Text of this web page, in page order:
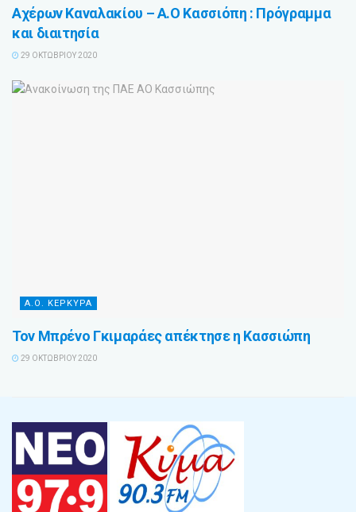
Αχέρων Καναλακίου – Α.Ο Κασσιόπη : Πρόγραμμα
και διαιτησία
29 ΟΚΤΩΒΡΊΟΥ 2020
Α.Ο. ΚΕΡΚΥΡΑ
Τον Μπρένο Γκιμαράες απέκτησε η Κασσιώπη
29 ΟΚΤΩΒΡΊΟΥ 2020